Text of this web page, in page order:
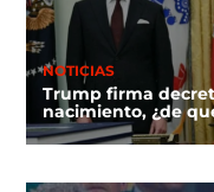
NOTICIAS
Trump firma
nacimiento, ¿de